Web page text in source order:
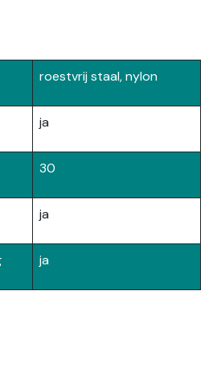
roestvrij staal, nylon
ja
30
ja
ja